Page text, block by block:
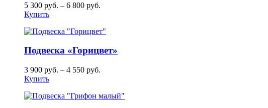
5 300 руб. – 6 800 руб.
Купить
Подвеска «Горицвет»
3 900 руб. – 4 550 руб.
Купить